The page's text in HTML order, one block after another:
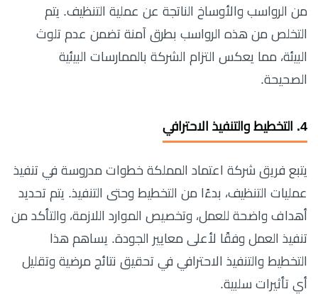
من الرواسب والأوساخ الناتجة عن عملية التنظيف. يتم
التخلص من هذه الرواسب بطرق آمنة تضمن عدم تلوث
البيئة، مما يعكس التزام الشركة بالممارسات البيئية
الصحيحة.
4. التخطيط والتنفيذ الاحترافي
يتبع فريق شركة اعتماد المملكة خطوات مدروسة في تنفيذ
عمليات التنظيف، بدءًا من التخطيط وحتى التنفيذ. يتم تحديد
أهداف واضحة للعمل، وتخصيص الموارد اللازمة، والتأكد من
تنفيذ العمل وفقًا لأعلى معايير الجودة. يساهم هذا
التخطيط والتنفيذ الاحترافي في تحقيق نتائج مرضية وتقليل
أي تأثيرات سلبية.